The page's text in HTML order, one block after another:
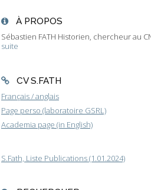
À PROPOS
Sébastien FATH Historien, chercheur au
suite
CV S.FATH
Français / anglais
Page perso (laboratoire GSRL)
Academia page (in English)
S.Fath, Liste Publications (1.01.2024)